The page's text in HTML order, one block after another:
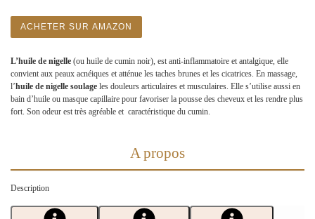
sur 5
basé sur
notations
client
ACHETER SUR AMAZON
L’huile de nigelle (ou huile de cumin noir), est anti-inflammatoire et antalgique, elle
convient aux peaux acnéiques et atténue les taches brunes et les cicatrices. En massage,
l’huile de nigelle soulage les douleurs articulaires et musculaires. Elle s’utilise aussi en
bain d’huile ou masque capillaire pour favoriser la pousse des cheveux et les rendre plus
fort. Son odeur est très agréable et caractéristique du cumin.
A propos
Description